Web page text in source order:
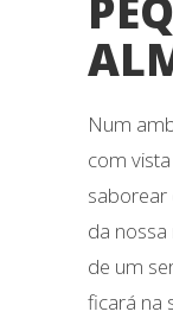
Num
com
saborear
da
de um
ficará na